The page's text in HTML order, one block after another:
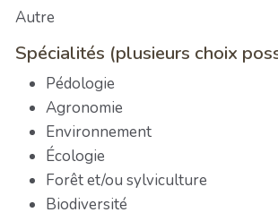
Autre
Spécialités (plusieurs choix
Pédologie
Agronomie
Environnement
Écologie
Forêt et/ou sylviculture
Biodiversité